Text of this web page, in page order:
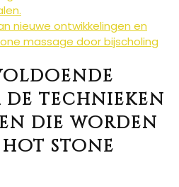
nieuwe ontwikkelingen en
massage door bijscholing
technieken
die worden
stone